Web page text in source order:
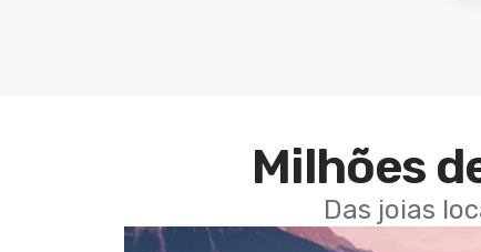
Milhões
Das joias